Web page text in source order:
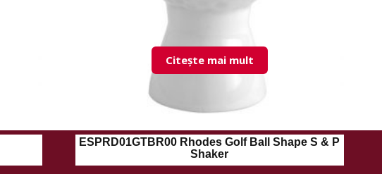
ESPRD01GTBR00 Rhodes Golf Ball Shape S & P
Shaker
Citește mai mult